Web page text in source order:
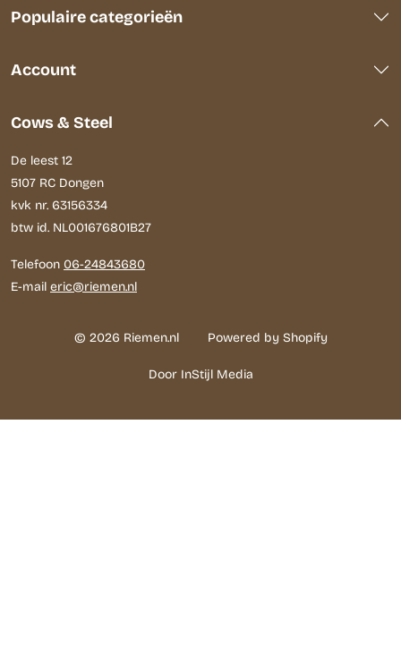
Populaire categorieën
Account
Cows & Steel
De leest 12
5107 RC Dongen
kvk nr. 63156334
btw id. NL001676801B27
Telefoon 06-24843680
E-mail eric@riemen.nl
© 2026 Riemen.nl Powered by Shopify
Door InStijl Media